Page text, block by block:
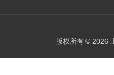
版权所有 © 2026